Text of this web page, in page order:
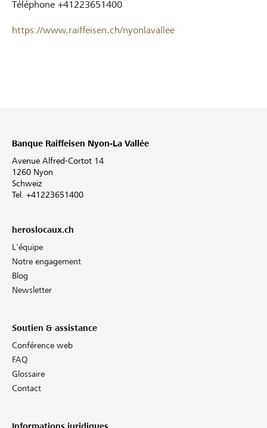
Téléphone +41223651400
https://www.raiffeisen.ch/nyonlavallee
Banque Raiffeisen Nyon-La Vallée
Avenue Alfred-Cortot 14
1260 Nyon
Schweiz
Tel. +41223651400
heroslocaux.ch
L'équipe
Notre engagement
Blog
Newsletter
Soutien & assistance
Conférence web
FAQ
Glossaire
Contact
Informations juridiques